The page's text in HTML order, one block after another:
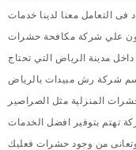
فى التعامل معنا لدينا خدمات
علي شركة مكافحة حشرات
مدينة الرياض التي تحتاج
شركة رش مبيدات بالرياض
المنزلية مثل الصراصير
تهتم بتوفير افضل الخدمات
من وجود حشرات فعليك